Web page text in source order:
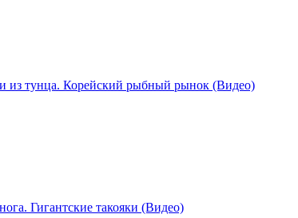
из тунца. Корейский рыбный рынок (Видео)
Гигантские такояки (Видео)